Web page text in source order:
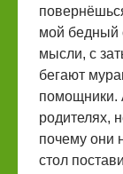
мой бедный
мысли, с
бегают
помощники.
родителях,
почему они
стол